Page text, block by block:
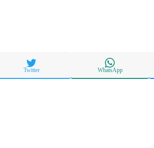
WhatsApp
Twitter